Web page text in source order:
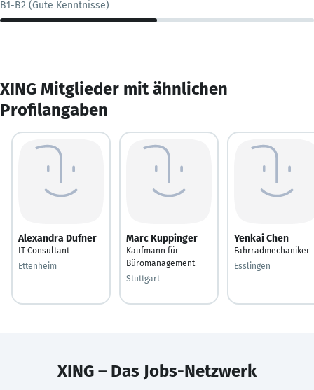
B1-B2 (Gute Kenntnisse)
XING Mitglieder mit ähnlichen
Profilangaben
Alexandra Dufner
IT Consultant
Ettenheim
Marc Kuppinger
Kaufmann für
Büromanagement
Stuttgart
Yenkai Chen
Fahrradmechaniker
Esslingen
XING – Das Jobs-Netzwerk